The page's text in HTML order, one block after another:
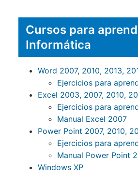
Cursos para
Informática
Word 2007, 2010, 2013,
Ejercicios para
Excel 2003, 2007, 2010,
Ejercicios para
Manual Excel 2007
Power Point 2007, 2010,
Ejercicios para
Manual Power Point
Windows XP